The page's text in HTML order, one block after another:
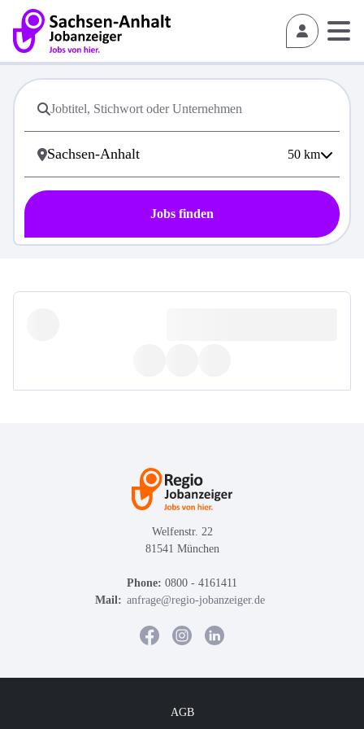
50 km
Jobs finden
Welfenstr. 22
81541 München
Phone: 0800 - 4161411
Mail: anfrage@regio-jobanzeiger.de
AGB